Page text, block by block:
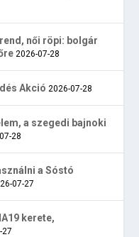
női röpi: bolgár
2026-07-28
Akció 2026-07-28
a szegedi bajnoki
28
a Sóstó
07-27
kerete,
27